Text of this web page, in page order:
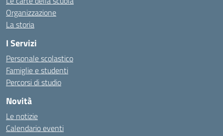
Organizzazione
La storia
I Servizi
Personale scolastico
Famiglie e studenti
Percorsi di studio
Novità
Le notizie
Calendario eventi